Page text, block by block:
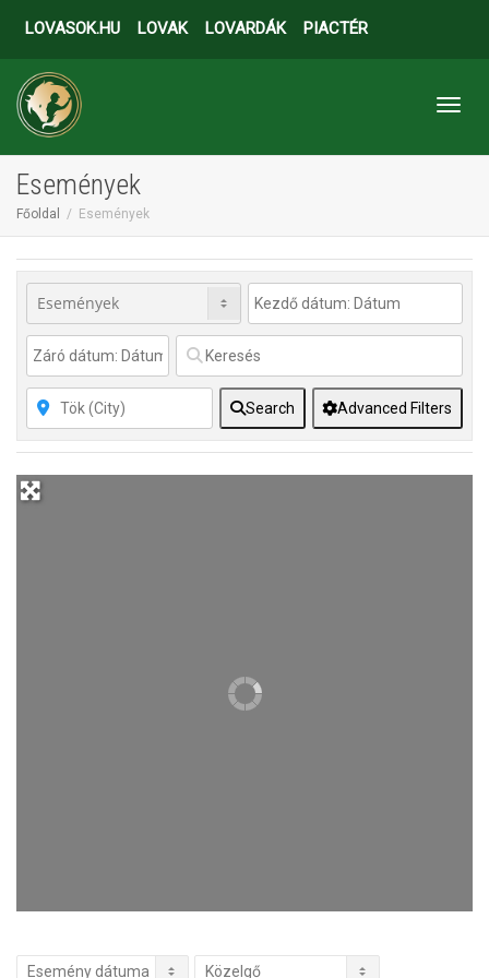
LOVASOK.HU LOVAK LOVARDÁK PIACTÉR
Események
Főoldal Események
Search Advanced Filters